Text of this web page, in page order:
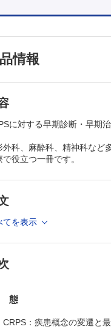
情報
に対する早期診断・早期
外科、麻酔科、精神科など
で役立つ一冊です。
てを表示
態
CRPS：疾患概念の変遷と